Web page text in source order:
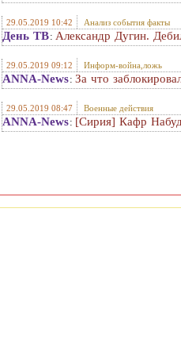
29.05.2019 10:42 Анализ события факты
День ТВ: Александр Дугин.
29.05.2019 09:12 Информ-война,ложь
ANNA-News: За что
29.05.2019 08:47 Военные действия
ANNA-News: [Сирия] Кафр